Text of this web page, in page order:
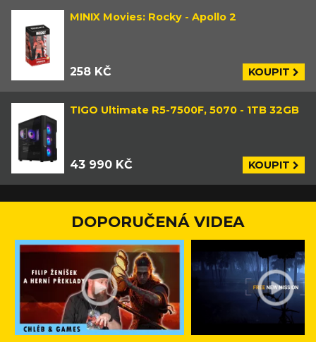
MINIX Movies: Rocky - Apollo 2
258 KČ KOUPIT
TIGO Ultimate R5-7500F, 5070 - 1TB 32GB
43 990 KČ KOUPIT
DOPORUČENÁ VIDEA